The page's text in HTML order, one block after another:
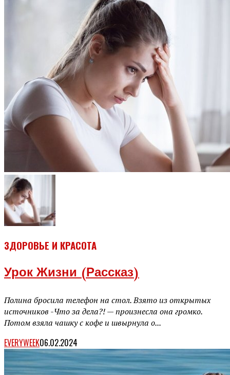
ЗДОРОВЬЕ И КРАСОТА
Урок Жизни (рассказ)
Полина бросила телефон на стол. Взято из открытых
источников -Что за дела?! — произнесла она громко.
Потом взяла чашку с кофе и швырнула о...
EVERYWEEK06.02.2024